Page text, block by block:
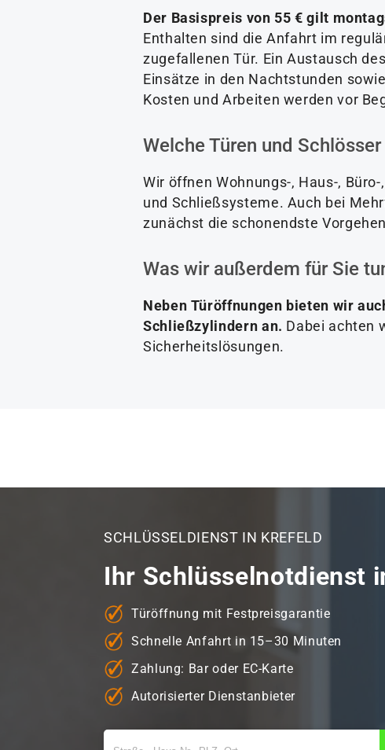
Der Basispreis von 55 € gilt
Enthalten sind die Anfahrt im
zugefallenen Tür. Ein Austausch
Einsätze in den Nachtstunden
Kosten und Arbeiten werden vor
Welche Türen und
Wir öffnen Wohnungs-, Haus-,
und Schließsysteme. Auch bei
zunächst die schonendste
Was wir außerdem für Sie
Neben Türöffnungen bieten wir
Schließzylindern an. Dabei achten
Sicherheitslösungen.
SCHLÜSSELDIENST IN KREFELD
Ihr Schlüsselnotdienst
Türöffnung mit Festpreisgarantie
Schnelle Anfahrt in 15–30 Minuten
Zahlung: Bar oder EC-Karte
Autorisierter Dienstanbieter